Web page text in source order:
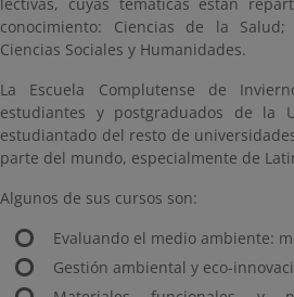
conocimiento: Ciencias de la Salud;
Ciencias Sociales y Humanidades.
La Escuela Complutense de
estudiantes y postgraduados de la
estudiantado del resto de
parte del mundo, especialmente de
Algunos de sus cursos son:
Evaluando el medio ambiente:
Gestión ambiental y eco-